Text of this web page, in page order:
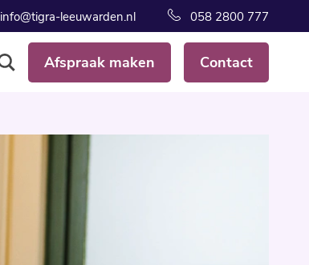
info@tigra-leeuwarden.nl 058 2800 777
Afspraak maken Contact